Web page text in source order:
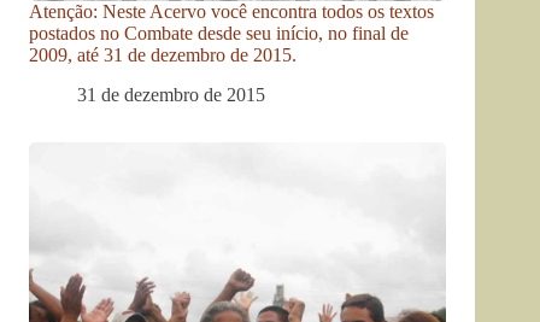
Atenção: Neste Acervo você encontra todos os textos
postados no Combate desde seu início, no final de
2009, até 31 de dezembro de 2015.
31 de dezembro de 2015